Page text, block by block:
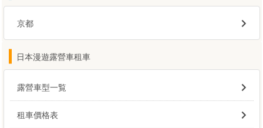
京都
日本漫遊露營車租車
露營車型一覧
租車價格表